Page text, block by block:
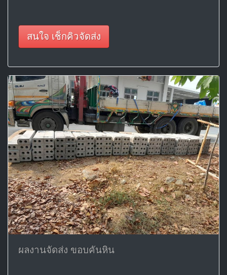
สนใจ เช็กคิวจัดส่ง
ผลงานจัดส่ง ขอบคันหิน